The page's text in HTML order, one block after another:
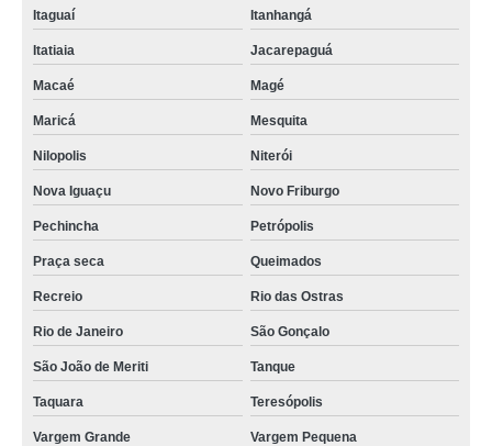
Itaguaí Itanhangá
Itatiaia Jacarepaguá
Macaé Magé
Maricá Mesquita
Nilopolis Niterói
Nova Iguaçu Novo Friburgo
Pechincha Petrópolis
Praça seca Queimados
Recreio Rio das Ostras
Rio de Janeiro São Gonçalo
São João de Meriti Tanque
Taquara Teresópolis
Vargem Grande Vargem Pequena